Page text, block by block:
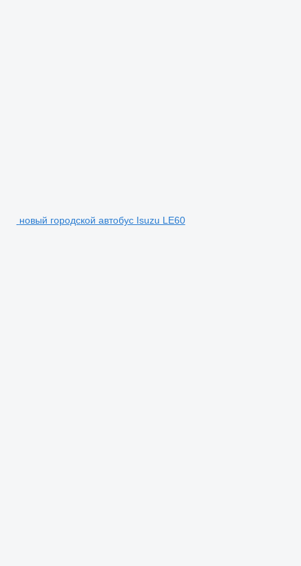
новый городской автобус Isuzu LE60